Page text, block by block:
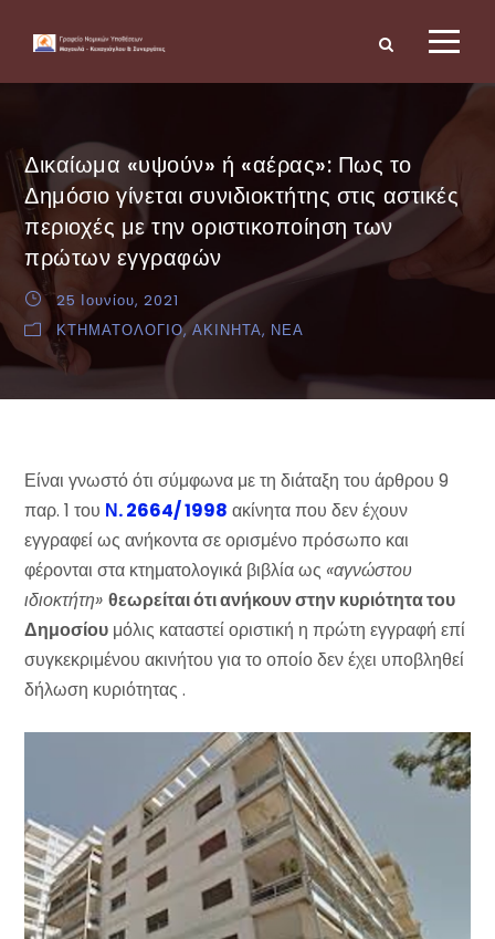
Δικαίωμα «υψούν» ή «αέρας»: Πως το
Δημόσιο γίνεται συνιδιοκτήτης στις αστικές
περιοχές με την οριστικοποίηση των
πρώτων εγγραφών
25 Ιουνίου, 2021
ΚΤΗΜΑΤΟΛΟΓΙΟ, ΑΚΙΝΗΤΑ, ΝΕΑ
Είναι γνωστό ότι σύμφωνα με τη διάταξη του άρθρου 9
παρ. 1 του Ν. 2664/ 1998 ακίνητα που δεν έχουν
εγγραφεί ως ανήκοντα σε ορισμένο πρόσωπο και
φέρονται στα κτηματολογικά βιβλία ως «αγνώστου
ιδιοκτήτη» θεωρείται ότι ανήκουν στην κυριότητα του
Δημοσίου μόλις καταστεί οριστική η πρώτη εγγραφή επί
συγκεκριμένου ακινήτου για το οποίο δεν έχει υποβληθεί
δήλωση κυριότητας .